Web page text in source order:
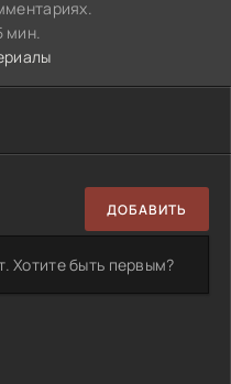
мин.
ДОБАВИТЬ
Хотите быть первым?